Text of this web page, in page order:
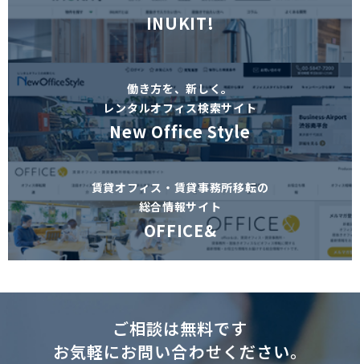
INUKIT!
働き方を、新しく。
レンタルオフィス検索サイト
New Office Style
賃貸オフィス・賃貸事務所移転の
総合情報サイト
OFFICE&
ご相談は無料です
お気軽にお問い合わせください。